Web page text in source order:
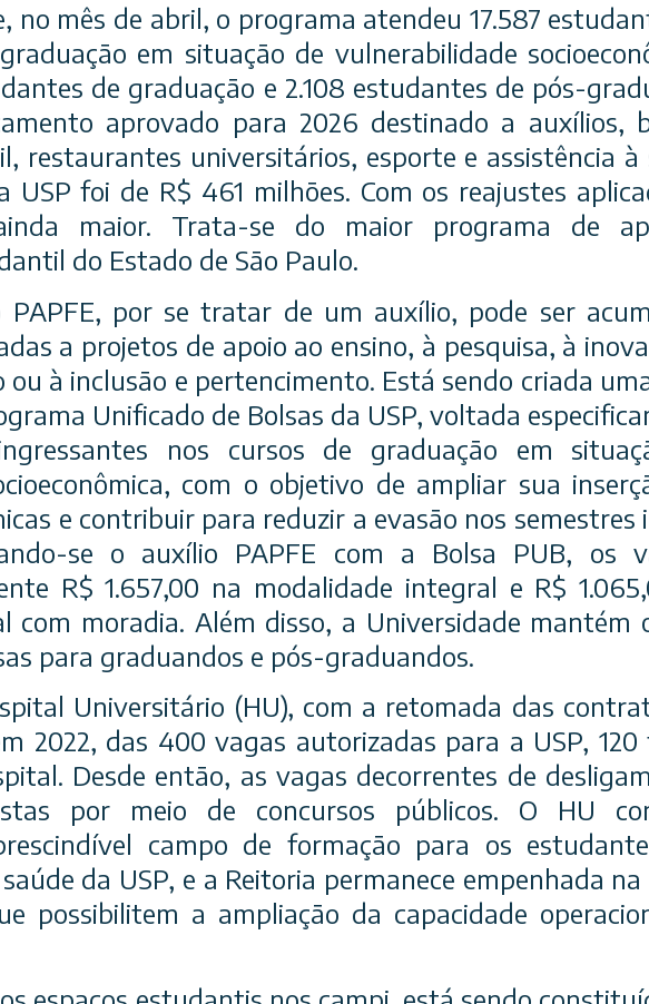
no mês de abril, o programa atendeu 17.587
em situação de vulnerabilidade
de graduação e 2.108 estudantes de pós-
aprovado para 2026 destinado a auxílios,
restaurantes universitários, esporte e assistência à
USP foi de R$ 461 milhões. Com os reajustes
maior. Trata-se do maior programa de
do Estado de São Paulo.
PAPFE, por se tratar de um auxílio, pode ser
a projetos de apoio ao ensino, à pesquisa, à
à inclusão e pertencimento. Está sendo criada
Unificado de Bolsas da USP, voltada
nos cursos de graduação em
com o objetivo de ampliar sua
e contribuir para reduzir a evasão nos semestres
se o auxílio PAPFE com a Bolsa PUB, os
R$ 1.657,00 na modalidade integral e R$
com moradia. Além disso, a Universidade mantém
para graduandos e pós-graduandos.
Universitário (HU), com a retomada das
2022, das 400 vagas autorizadas para a USP, 120
Desde então, as vagas decorrentes de
por meio de concursos públicos. O HU
campo de formação para os
da USP, e a Reitoria permanece empenhada na
possibilitem a ampliação da capacidade